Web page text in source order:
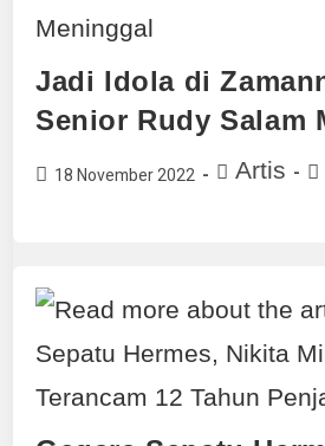
Jadi Idola di
Senior Rudy Salam
18 November 2022 Artis